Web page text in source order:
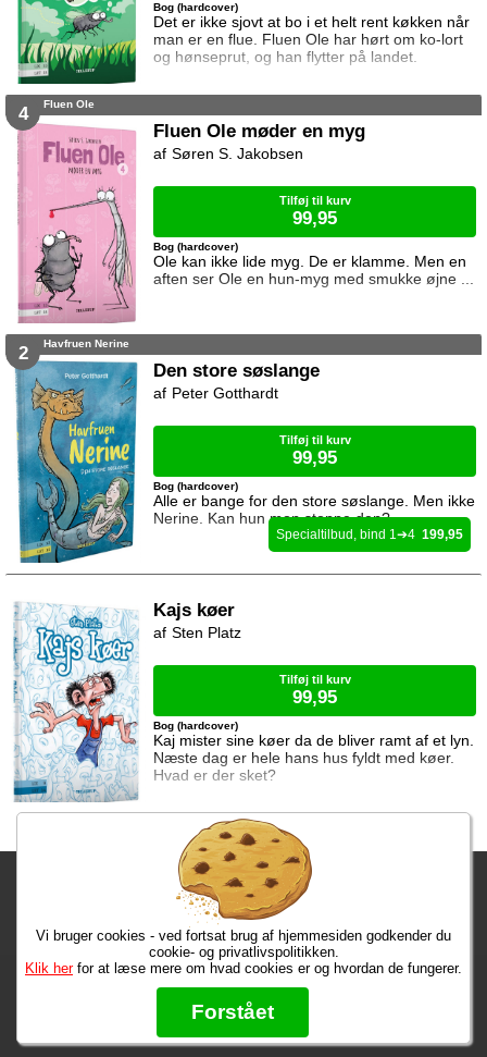
Det er ikke sjovt at bo i et helt rent køkken når
man er en flue. Fluen Ole har hørt om ko-lort
og hønseprut, og han flytter på landet.
Bog (hardcover)
4 Fluen Ole
Fluen Ole møder en myg
Ole kan ikke lide myg. De er klamme. Men en
aften ser Ole en hun-myg med smukke øjne ...
Bog (hardcover)
Søren S. Jakobsen
Tilføj til kurv
99,95
2 Havfruen Nerine
Den store søslange
Alle er bange for den store søslange. Men ikke
Nerine. Kan hun mon stoppe den?
Bog (hardcover)
Peter Gotthardt
Tilføj til kurv
99,95
1 4 199,95
Kajs køer
Kaj mister sine køer da de bliver ramt af et lyn.
Næste dag er hele hans hus fyldt med køer.
Hvad er der sket?
Bog (hardcover)
Sten Platz
Tilføj til kurv
99,95
Fragtgebyret er DKK 59,95 • Fragtgebyret bortfalder ved køb over
DKK 299,00
Bestiller du i dag, har du dine varer på tirsdag!
Max 50 kr. Bøger til en 🐕
★★★★★
Læs hvad vores kunder siger om os på Trustpilot
Vi bruger cookies - ved fortsat brug af hjemmesiden godkender du
cookie- og privatlivspolitikken.
Klik herfor at læse mere om hvad cookies er og hvordan de fungerer.
Forstået